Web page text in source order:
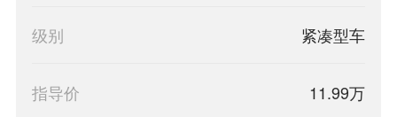
级别 紧凑型车
指导价 11.99万